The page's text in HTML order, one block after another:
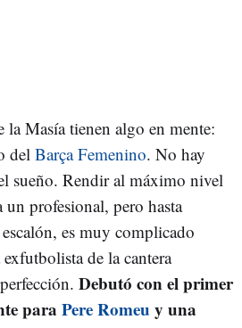
la Masía tienen algo en mente:
del Barça Femenino. No hay
sueño. Rendir al máximo nivel
un profesional, pero hasta
es muy complicado
de la cantera
Debutó con el primer
para Pere Romeu y una